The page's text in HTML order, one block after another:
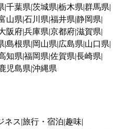
千葉県 茨城県 栃木県 群馬県
山県 石川県 福井県 静岡県
阪府兵庫県 京都府滋賀県
島根県 岡山県 広島県 山口県
知県 福岡県 佐賀県 長崎県
児島県 沖縄県
ネス 旅行・宿泊 趣味